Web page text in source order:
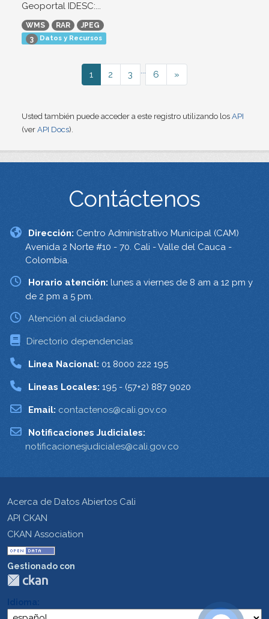
Geoportal IDESC:...
WMS RAR
JPEG
3 Datos y Recursos
1 2 3 6 »
Usted también puede acceder a este registro utilizando los API
(ver API Docs).
Contáctenos
Dirección: Centro Administrativo Municipal (CAM)
Avenida 2 Norte #10 - 70. Cali - Valle del Cauca -
Colombia.
Horario atención: lunes a viernes de 8 am a 12 pm y
de 2 pm a 5 pm.
Atención al ciudadano
Directorio dependencias
Linea Nacional: 01 8000 222 195
Lineas Locales: 195 - (57+2) 887 9020
Email: contactenos@cali.gov.co
Notificaciones Judiciales:
notificacionesjudiciales@cali.gov.co
Acerca de Datos Abiertos Cali
API CKAN
CKAN Association
Gestionado con